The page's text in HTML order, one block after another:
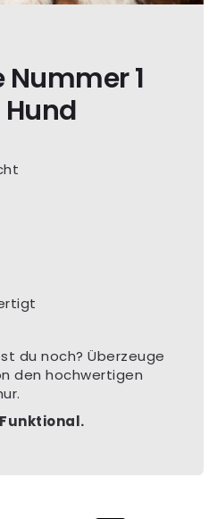
1
du noch? Überzeuge
den hochwertigen